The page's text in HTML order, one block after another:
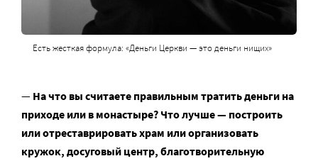
Есть жесткая формула: «Деньги Церкви — это деньги нищих»
— На что вы считаете правильным тратить деньги на
приходе или в монастыре? Что лучше — построить
или отреставрировать храм или организовать
кружок, досуговый центр, благотворительную